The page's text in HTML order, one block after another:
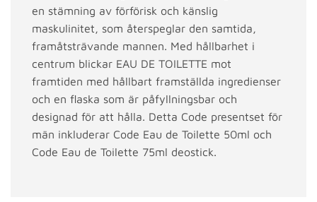
en stämning av förförisk och känslig
maskulinitet, som återspeglar den samtida,
framåtsträvande mannen. Med hållbarhet i
centrum blickar EAU DE TOILETTE mot
framtiden med hållbart framställda ingredienser
och en flaska som är påfyllningsbar och
designad för att hålla. Detta Code presentset för
män inkluderar Code Eau de Toilette 50ml och
Code Eau de Toilette 75ml deostick.